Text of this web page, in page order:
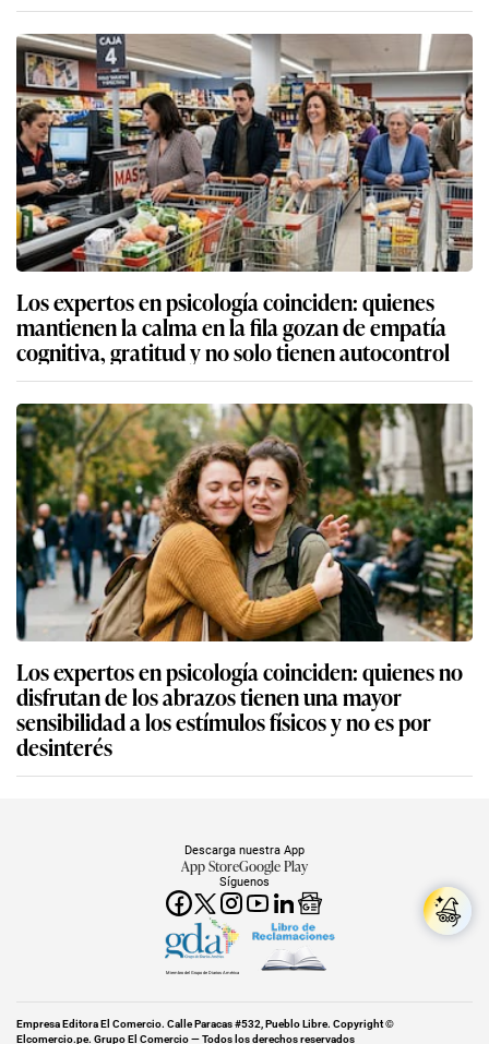
Los expertos en psicología coinciden: quienes
mantienen la calma en la fila gozan de empatía
cognitiva, gratitud y no solo tienen autocontrol
Los expertos en psicología coinciden: quienes no
disfrutan de los abrazos tienen una mayor
sensibilidad a los estímulos físicos y no es por
desinterés
Síguenos
Descarga nuestra App
App StoreGoogle Play
Miembro del Grupo de Diarios América
Empresa Editora El Comercio. Calle Paracas #532, Pueblo Libre. Copyright ©
Elcomercio.pe. Grupo El Comercio — Todos los derechos reservados